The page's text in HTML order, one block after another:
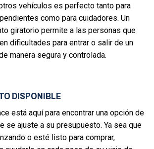
vehículos es perfecto tanto para
como para cuidadores. Un
giratorio permite a las personas que
dificultades para entrar o salir de un
manera segura y controlada.
DISPONIBLE
está aquí para encontrar una opción de
se ajuste a su presupuesto. Ya sea que
o esté listo para comprar,